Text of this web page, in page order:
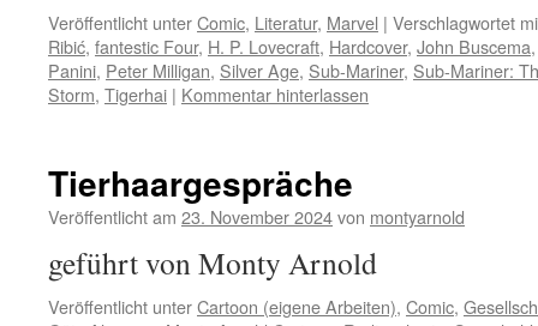
Veröffentlicht unterComic, Literatur, Marvel | Verschlagwortet
Ribić, fantestic Four, H. P. Lovecraft, Hardcover, John Buscema
Panini, Peter Milligan, Silver Age, Sub-Mariner, Sub-Mariner:
Storm, Tigerhai | Kommentar hinterlassen
Tierhaargespräche
Veröffentlicht am 23. November 2024von montyarnold
geführt von Monty Arnold
Veröffentlicht unterCartoon (eigene Arbeiten), Comic,